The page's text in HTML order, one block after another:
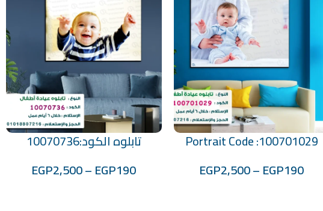
تحديد أحد الخيارات
Portrait Code :100701029
EGP190
–
EGP2,500
تحديد أحد الخيارات
تابلوه الكود:10070736
EGP190
–
EGP2,500